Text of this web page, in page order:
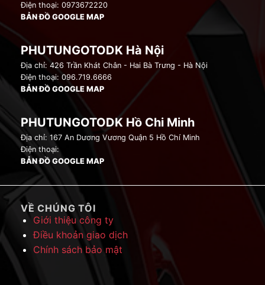
Điện thoại: 0973672220
BẢN ĐỒ GOOGLE MAP
PHUTUNGOTODK Hà Nội
Địa chỉ: 426 Trần Khát Chân - Hai Bà Trưng - Hà Nội
Điện thoại: 096.719.6666
BẢN ĐỒ GOOGLE MAP
PHUTUNGOTODK Hồ Chi Minh
Địa chỉ: 167 An Dương Vương Quận 5 Hồ Chí Minh
Điện thoại:
BẢN ĐỒ GOOGLE MAP
VỀ CHÚNG TÔI
Giới thiệu công ty
Điều khoản giao dịch
Chính sách bảo mật